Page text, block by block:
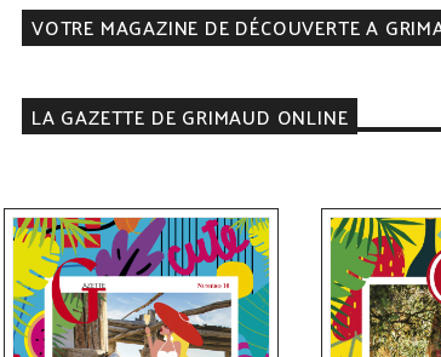
VOTRE MAGAZINE DE DÉCOUVERTE A
LA GAZETTE DE GRIMAUD ONLINE